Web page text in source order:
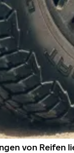
von Reifen